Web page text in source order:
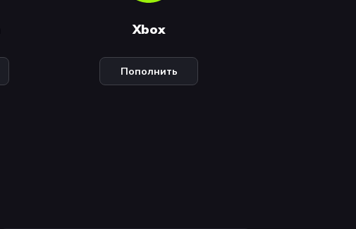
Xbox
Пополнить